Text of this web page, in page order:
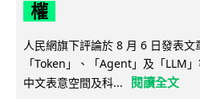
權
人民網旗下評論於 8 月 6 日發表文
「Token」、「Agent」及「LLM
中文表意空間及科...
閱讀全文